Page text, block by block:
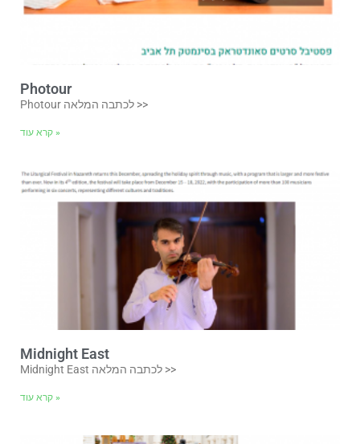
Photour
Photour לכתבה המלאה >>
קרא עוד »
Midnight East
Midnight East לכתבה המלאה >>
קרא עוד »